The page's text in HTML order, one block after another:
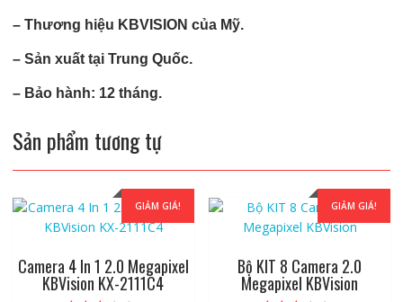
– Thương hiệu KBVISION của Mỹ.
– Sản xuất tại Trung Quốc.
– Bảo hành: 12 tháng.
Sản phẩm tương tự
GIẢM GIÁ!
Camera 4 In 1 2.0 Megapixel
KBVision KX-2111C4
GIẢM GIÁ!
Bộ KIT 8 Camera 2.0
Megapixel KBVision